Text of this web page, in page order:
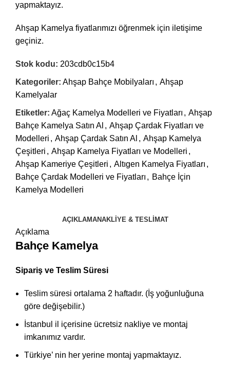
yapmaktayız.
Ahşap Kamelya fiyatlarımızı öğrenmek için iletişime
geçiniz.
Stok kodu: 203cdb0c15b4
Kategoriler: Ahşap Bahçe Mobilyaları , Ahşap
Kamelyalar
Etiketler: Ağaç Kamelya Modelleri ve Fiyatları , Ahşap
Bahçe Kamelya Satın Al , Ahşap Çardak Fiyatları ve
Modelleri , Ahşap Çardak Satın Al , Ahşap Kamelya
Çeşitleri , Ahşap Kamelya Fiyatları ve Modelleri ,
Ahşap Kameriye Çeşitleri , Altıgen Kamelya Fiyatları ,
Bahçe Çardak Modelleri ve Fiyatları , Bahçe İçin
Kamelya Modelleri
AÇIKLAMANAKLIYE & TESLIMAT
Açıklama
Bahçe Kamelya
Sipariş ve Teslim Süresi
Teslim süresi ortalama 2 haftadır. (İş yoğunluğuna
göre değişebilir.)
İstanbul il içerisine ücretsiz nakliye ve montaj
imkanımız vardır.
Türkiye’ nin her yerine montaj yapmaktayız.